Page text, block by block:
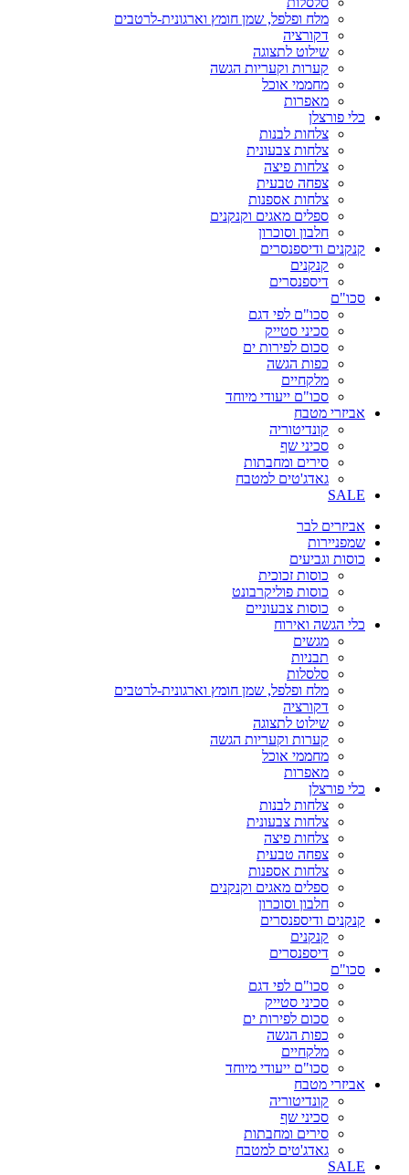
מלח ופלפל, שמן חומץ וארגונית-לרטבים
דקורציה
שילוט לתצוגה
קערות וקעריות הגשה
מחממי אוכל
מאפרות
כלי פורצלן
צלחות לבנות
צלחות צבעונית
צלחות פיצה
צפחה טבעית
צלחות אספנות
ספלים מאגים וקנקנים
חלבון וסוכרון
קנקנים ודיספנסרים
קנקנים
דיספנסרים
סכו"ם
סכו"ם לפי דגם
סכיני סטייק
סכום לפירות ים
כפות הגשה
מלקחיים
סכו"ם ייעודי מיוחד
אביזרי מטבח
קונדיטוריה
סכיני שף
סירים ומחבתות
גאדג'טים למטבח
SALE
אביזרים לבר
שמפניירות
כוסות וגביעים
כוסות זכוכית
כוסות פוליקרבונט
כוסות צבעוניים
כלי הגשה ואירוח
מגשים
תבניות
סלסלות
מלח ופלפל, שמן חומץ וארגונית-לרטבים
דקורציה
שילוט לתצוגה
קערות וקעריות הגשה
מחממי אוכל
מאפרות
כלי פורצלן
צלחות לבנות
צלחות צבעונית
צלחות פיצה
צפחה טבעית
צלחות אספנות
ספלים מאגים וקנקנים
חלבון וסוכרון
קנקנים ודיספנסרים
קנקנים
דיספנסרים
סכו"ם
סכו"ם לפי דגם
סכיני סטייק
סכום לפירות ים
כפות הגשה
מלקחיים
סכו"ם ייעודי מיוחד
אביזרי מטבח
קונדיטוריה
סכיני שף
סירים ומחבתות
גאדג'טים למטבח
SALE